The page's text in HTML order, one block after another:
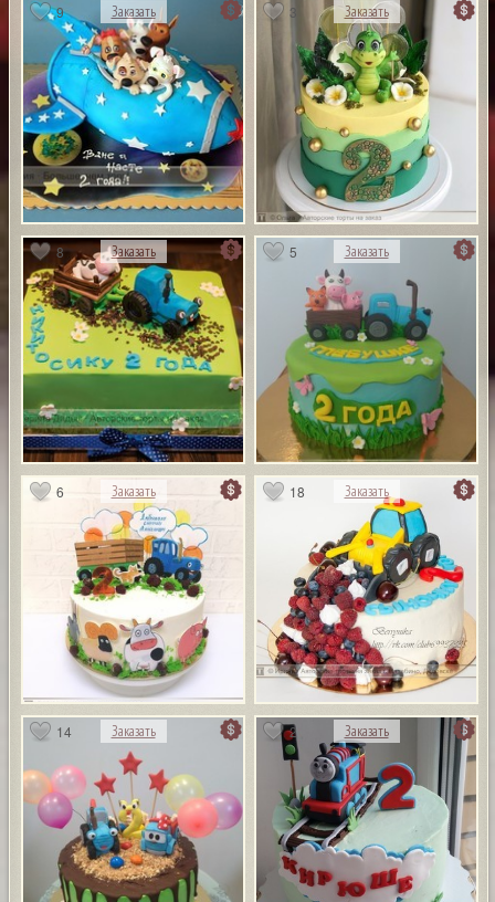
9 Заказать 3 Заказать
8 Заказать 5 Заказать
6 Заказать 18 Заказать
14 Заказать 2 Заказать